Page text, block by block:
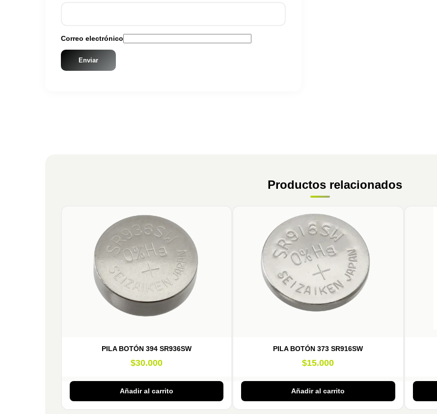
Correo electrónico
Productos relacionados
PILA BOTÓN 394 SR936SW
$30.000
Añadir al carrito
PILA BOTÓN 373 SR916SW
$15.000
Añadir al carrito